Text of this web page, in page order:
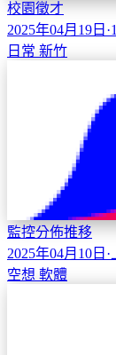
校園徵才
2025年04月19日 ·
日常 新竹
監控分佈推移
2025年04月10日 ·
空想 軟體